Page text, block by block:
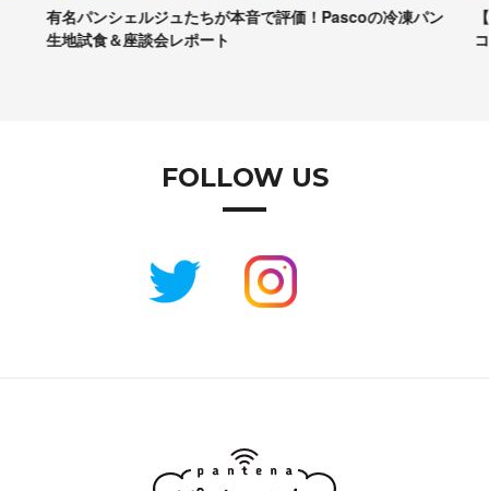
有名パンシェルジュたちが本音で評価！Pascoの冷凍パン
生地試食＆座談会レポート
FOLLOW US